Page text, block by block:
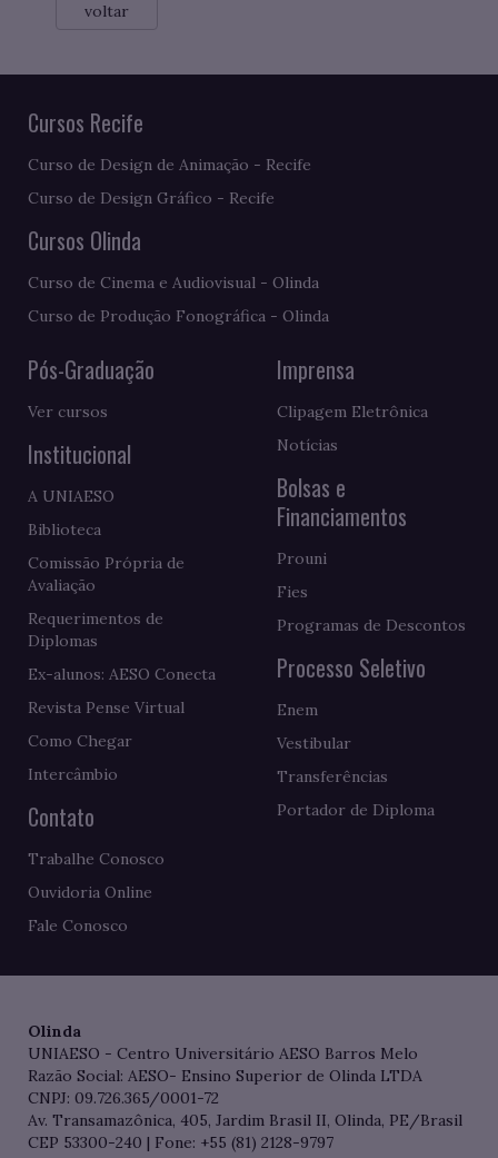
voltar
Cursos Recife
Curso de Design de Animação - Recife
Curso de Design Gráfico - Recife
Cursos Olinda
Curso de Cinema e Audiovisual - Olinda
Curso de Produção Fonográfica - Olinda
Pós-Graduação
Ver cursos
Institucional
A UNIAESO
Biblioteca
Comissão Própria de
Avaliação
Requerimentos de
Diplomas
Ex-alunos: AESO Conecta
Revista Pense Virtual
Como Chegar
Intercâmbio
Contato
Trabalhe Conosco
Ouvidoria Online
Fale Conosco
Imprensa
Clipagem Eletrônica
Notícias
Bolsas e
Financiamentos
Prouni
Fies
Programas de Descontos
Processo Seletivo
Enem
Vestibular
Transferências
Portador de Diploma
Olinda
UNIAESO - Centro Universitário AESO Barros Melo
Razão Social: AESO- Ensino Superior de Olinda LTDA
CNPJ: 09.726.365/0001-72
Av. Transamazônica, 405, Jardim Brasil II, Olinda, PE/Brasil
CEP 53300-240 | Fone: +55 (81) 2128-9797